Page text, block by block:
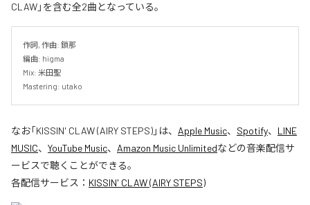
CLAW」を含む全2曲となっている。
作詞, 作曲: 鎖那
編曲: higma
Mix: 米田聖
Mastering: utako
なお「KISSIN' CLAW (AIRY STEPS)」は、 Apple Music、 Spotify、 LINE
MUSIC、 YouTube Music、 Amazon Music Unlimitedなどの音楽配信サ
ービスで聴くことができる。
各配信サービス： KISSIN' CLAW (AIRY STEPS)